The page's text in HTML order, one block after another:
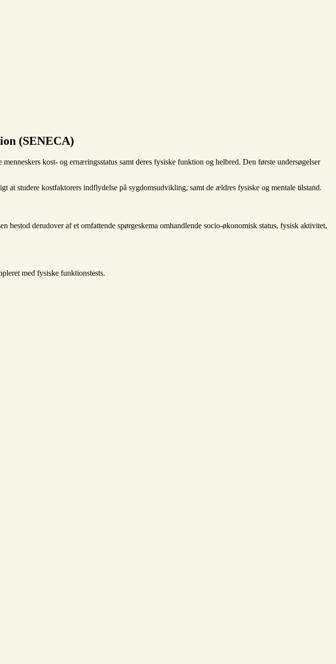
(SENECA)
kost- og ernæringsstatus samt deres fysiske funktion og helbred. Den første undersøgelser
at studere kostfaktorers indflydelse på sygdomsudvikling, samt de ældres fysiske og mentale tilstand.
derudover af et omfattende spørgeskema omhandlende socio-økonomisk status, fysisk aktivitet,
med fysiske funktionstests.